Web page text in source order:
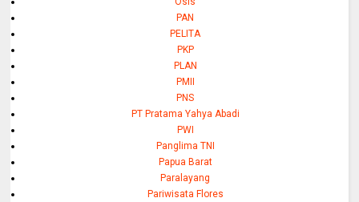
PAN
PELITA
PKP
PLAN
PMII
PNS
PT Pratama Yahya Abadi
PWI
Panglima TNI
Papua Barat
Paralayang
Pariwisata Flores